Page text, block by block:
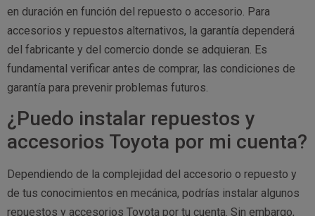
en duración en función del repuesto o accesorio. Para
accesorios y repuestos alternativos, la garantía dependerá
del fabricante y del comercio donde se adquieran. Es
fundamental verificar antes de comprar, las condiciones de
garantía para prevenir problemas futuros.
¿Puedo instalar repuestos y
accesorios Toyota por mi cuenta?
Dependiendo de la complejidad del accesorio o repuesto y
de tus conocimientos en mecánica, podrías instalar algunos
repuestos y accesorios Toyota por tu cuenta. Sin embargo,